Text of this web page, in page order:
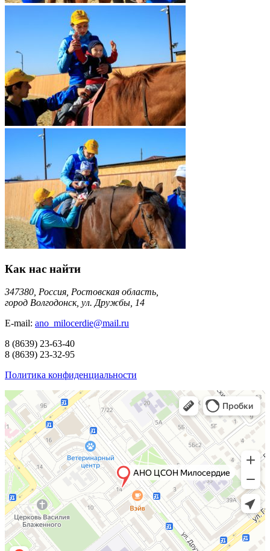
Как нас найти
347380, Россия, Ростовская область,
город Волгодонск, ул. Дружбы, 14
E-mail: ano_milocerdie@mail.ru
8 (8639) 23-63-40
8 (8639) 23-32-95
Политика конфиденциальности